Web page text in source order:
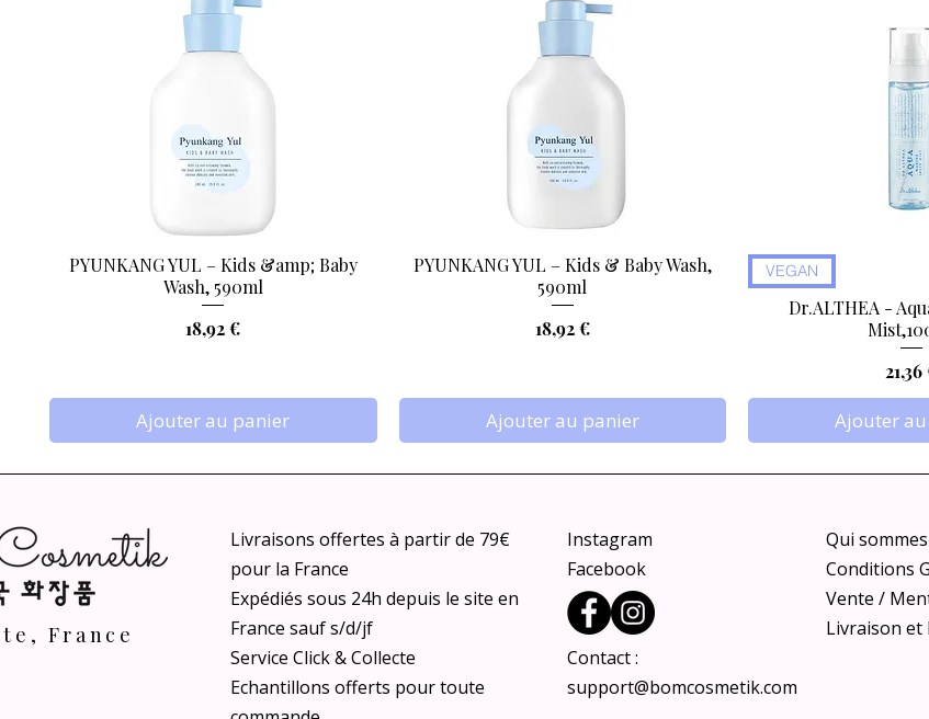
Aperçu rapide
PYUNKANG YUL – Kids &amp; Baby
Wash, 590ml
Prix
18,92 €
Ajouter au panier
Aperçu rapide
PYUNKANG YUL – Kids & Baby Wash,
590ml
Prix
18,92 €
Ajouter au panier
VEGAN
Dr.ALTHEA -
Prix
21,36
Ajouter
France
Livraisons offertes à partir de 79€
pour la France
Expédiés sous 24h depuis le site en
France sauf s/d/jf
Service Click & Collecte
Echantillons offerts pour toute
Instagram
Facebook
Contact :
support@bomcosmetik.com
Qui
Conditions
Vente /
Livraison et